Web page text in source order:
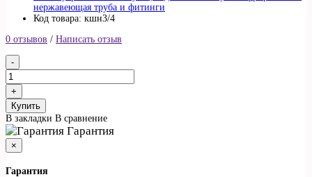
нержавеющая труба и фитинги
Код товара: кшн3/4
0 отзывов / Написать отзыв
Купить
В закладки В сравнение
Гарантия
×
Гарантия